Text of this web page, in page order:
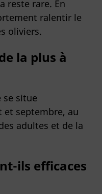
reste rare. En
ralentir le
oliviers.
la plus à
se situe
septembre, au
adultes et de la
ils efficaces